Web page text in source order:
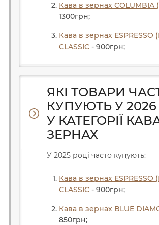
Кава в зернах COLUMBIA
1300грн;
Кава в зернах ESPRESSO
CLASSIC - 900грн;
ЯКІ ТОВАРИ
КУПУЮТЬ У 2026
У КАТЕГОРІЇ
ЗЕРНАХ
У 2025 році часто купують:
Кава в зернах ESPRESSO
CLASSIC - 900грн;
Кава в зернах BLUE
850грн;